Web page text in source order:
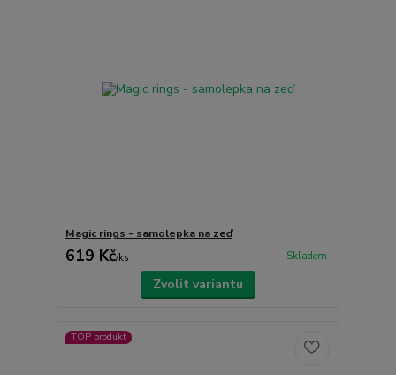
Magic rings - samolepka na zeď
619 Kč/ks Skladem
Zvolit variantu
TOP produkt